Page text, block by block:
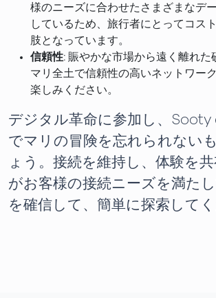
様のニーズに合わせたさまざまなデ
しているため、旅行者にとってコス
肢となっています。
信頼性: 賑やかな市場から遠く離れた
マリ全土で信頼性の高いネットワー
楽しみください。
デジタル革命に参加し、Sooty
でマリの冒険を忘れられない
ょう。接続を維持し、体験を
がお客様の接続ニーズを満た
を確信して、簡単に探索してく